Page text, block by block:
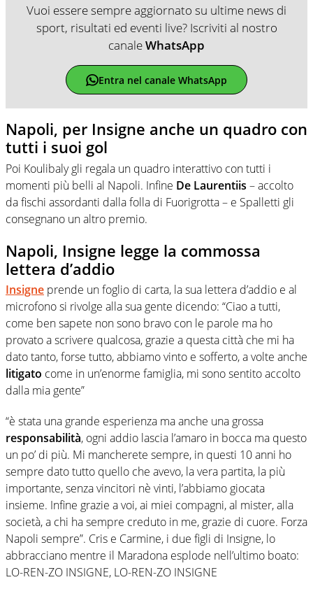
Vuoi essere sempre aggiornato su ultime news di
sport, risultati ed eventi live? Iscriviti al nostro
canaleWhatsApp
Entra nel canale WhatsApp
Napoli, per Insigne anche un quadro con
tutti i suoi gol
Poi Koulibaly gli regala un quadro interattivo con tutti i
momenti più belli al Napoli. Infine De Laurentiis – accolto
da fischi assordanti dalla folla di Fuorigrotta – e Spalletti gli
consegnano un altro premio.
Napoli, Insigne legge la commossa
lettera d’addio
Insigne prende un foglio di carta, la sua lettera d’addio e al
microfono si rivolge alla sua gente dicendo: “Ciao a tutti,
come ben sapete non sono bravo con le parole ma ho
provato a scrivere qualcosa, grazie a questa città che mi ha
dato tanto, forse tutto, abbiamo vinto e sofferto, a volte anche
litigato come in un’enorme famiglia, mi sono sentito accolto
dalla mia gente”
“è stata una grande esperienza ma anche una grossa
responsabilità, ogni addio lascia l’amaro in bocca ma questo
un po’ di più. Mi mancherete sempre, in questi 10 anni ho
sempre dato tutto quello che avevo, la vera partita, la più
importante, senza vincitori nè vinti, l’abbiamo giocata
insieme. Infine grazie a voi, ai miei compagni, al mister, alla
società, a chi ha sempre creduto in me, grazie di cuore. Forza
Napoli sempre”. Cris e Carmine, i due figli di Insigne, lo
abbracciano mentre il Maradona esplode nell’ultimo boato:
LO-REN-ZO INSIGNE, LO-REN-ZO INSIGNE